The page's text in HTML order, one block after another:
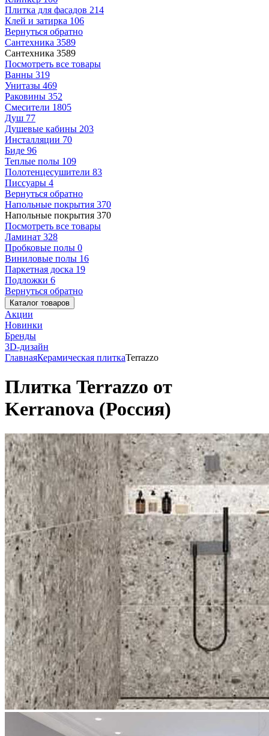
Плитка для фасадов 214
Клей и затирка 106
Вернуться обратно
Сантехника 3589
Сантехника 3589
Посмотреть все товары
Ванны 319
Унитазы 469
Раковины 352
Смесители 1805
Душ 77
Душевые кабины 203
Инсталляции 70
Биде 96
Теплые полы 109
Полотенцесушители 83
Писсуары 4
Вернуться обратно
Напольные покрытия 370
Напольные покрытия 370
Посмотреть все товары
Ламинат 328
Пробковые полы 0
Виниловые полы 16
Паркетная доска 19
Подложки 6
Вернуться обратно
Каталог товаров
Акции
Новинки
Бренды
3D-дизайн
ГлавнаяКерамическая плиткаTerrazzo
Плитка Terrazzo от
Kerranova (Россия)